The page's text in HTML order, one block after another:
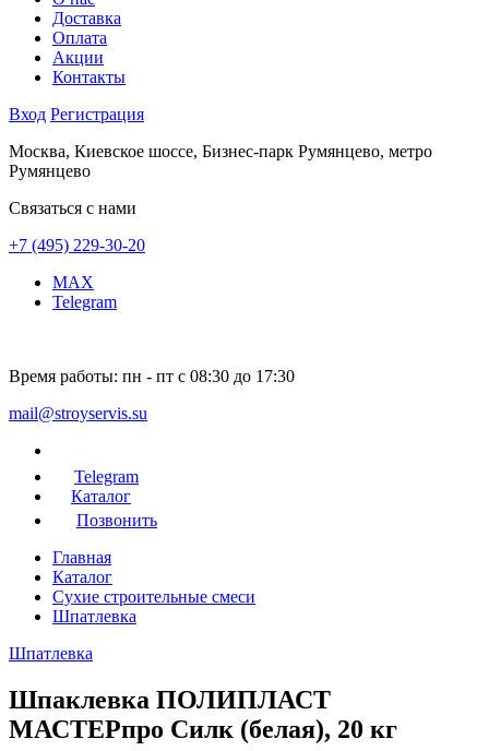
Доставка
Оплата
Акции
Контакты
Вход Регистрация
Москва, Киевское шоссе, Бизнес-парк Румянцево, метро
Румянцево
Связаться с нами
+7 (495) 229-30-20
MAX
Telegram
Время работы: пн - пт с 08:30 до 17:30
mail@stroyservis.su
Telegram
Каталог
Позвонить
Главная
Каталог
Сухие строительные смеси
Шпатлевка
Шпатлевка
Шпаклевка ПОЛИПЛАСТ
МАСТЕРпро Силк (белая), 20 кг